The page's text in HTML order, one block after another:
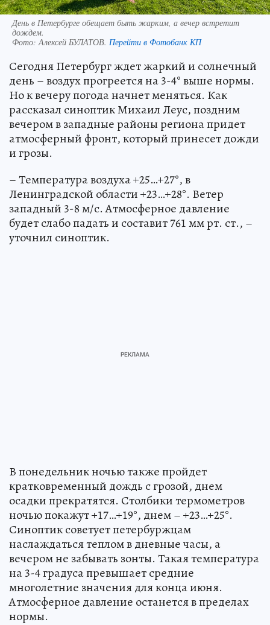
День в Петербурге обещает быть жарким, а вечер встретит
дождем.
Фото: Алексей БУЛАТОВ. Перейти в Фотобанк КП
Сегодня Петербург ждет жаркий и солнечный
день – воздух прогреется на 3-4° выше нормы.
Но к вечеру погода начнет меняться. Как
рассказал синоптик Михаил Леус, поздним
вечером в западные районы региона придет
атмосферный фронт, который принесет дожди
и грозы.
– Температура воздуха +25…+27°, в
Ленинградской области +23…+28°. Ветер
западный 3-8 м/с. Атмосферное давление
будет слабо падать и составит 761 мм рт. ст., –
уточнил синоптик.
В понедельник ночью также пройдет
кратковременный дождь с грозой, днем
осадки прекратятся. Столбики термометров
ночью покажут +17…+19°, днем – +23…+25°.
Синоптик советует петербуржцам
наслаждаться теплом в дневные часы, а
вечером не забывать зонты. Такая температура
на 3-4 градуса превышает средние
многолетние значения для конца июня.
Атмосферное давление останется в пределах
нормы.